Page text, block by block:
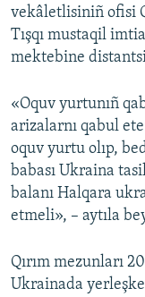
VİDEO
SÜRET
FİKİR
Русский
Українською
vekâletlisiniñ ofisi
Tışqı mustaqil
mektebine
«Oquv yurtunıñ
arizalarnı qabul
oquv yurtu olıp,
babası Ukraina
balanı Halqara
etmeli», – aytıla
Qırım mezunları
Ukrainada